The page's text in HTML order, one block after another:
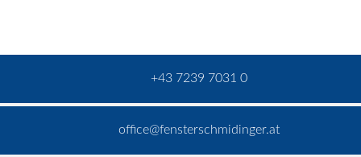
+43 7239 7031 0
office@fensterschmidinger.at